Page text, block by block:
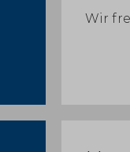
Wir